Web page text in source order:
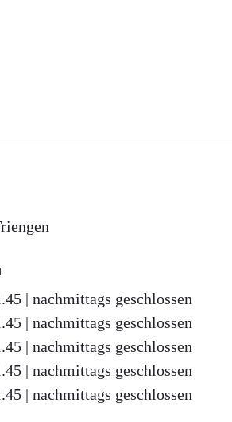
| nachmittags geschlossen
| nachmittags geschlossen
| nachmittags geschlossen
| nachmittags geschlossen
| nachmittags geschlossen